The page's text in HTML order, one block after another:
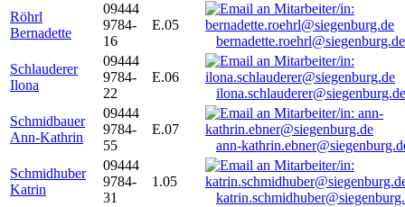
Röhrl
Bernadette
09444
9784-
16
E.05
bernadette.roehrl@siegenburg.de
Schlauderer
Ilona
09444
9784-
22
E.06
ilona.schlauderer@siegenburg.de
Schmidbauer
Ann-Kathrin
09444
9784-
55
E.07
ann-
Schmidhuber
Katrin
09444
9784-
31
1.05